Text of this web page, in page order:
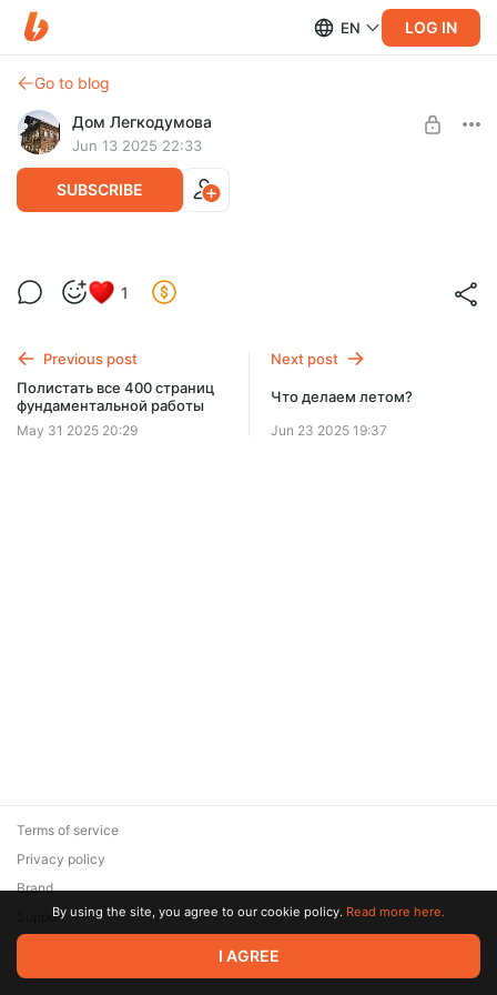
EN LOG IN
Go to blog
Дом Легкодумова
Jun 13 2025 22:33
SUBSCRIBE
Видеозапись «Новая жизнь старых
домов. Встреча 4»
SUBSCRIBE
1
Previous post
Полистать все 400 страниц
фундаментальной работы
May 31 2025 20:29
Next post
Что делаем летом?
Jun 23 2025 19:37
© 2026 Zaya Solutions Limited. All rights reserved. All trademarks
are the property of their respective owners.
Terms of service
Privacy policy
Brand
SupportBy using the site, you agree to our cookie policy. Read more here.
I AGREE